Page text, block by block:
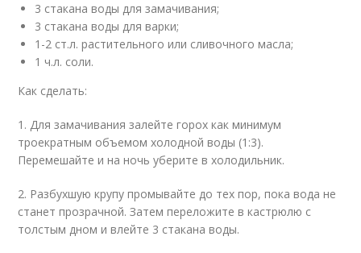
3 стакана воды для замачивания;
3 стакана воды для варки;
1-2 ст.л. растительного или сливочного масла;
1 ч.л. соли.
Как сделать:
1. Для замачивания залейте горох как минимум
троекратным объемом холодной воды (1:3).
Перемешайте и на ночь уберите в холодильник.
2. Разбухшую крупу промывайте до тех пор, пока вода не
станет прозрачной. Затем переложите в кастрюлю с
толстым дном и влейте 3 стакана воды.